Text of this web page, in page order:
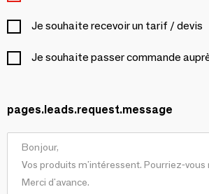
Je souhaite recevoir un tarif / devis
Je souhaite passer commande
pages.leads.request.message